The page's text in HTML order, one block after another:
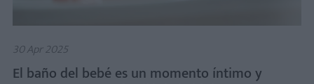
30 Apr 2025
El baño del bebé es un momento íntimo y